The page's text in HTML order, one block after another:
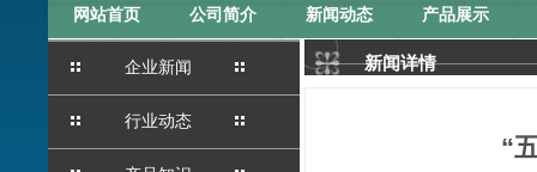
网站首页 公司简介 新闻动态 产品展示
企业新闻
行业动态
新闻详情
“